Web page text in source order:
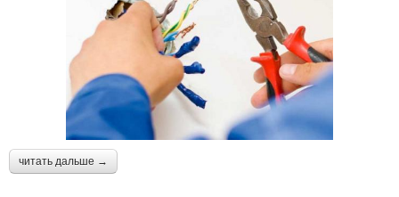
читать дальше →